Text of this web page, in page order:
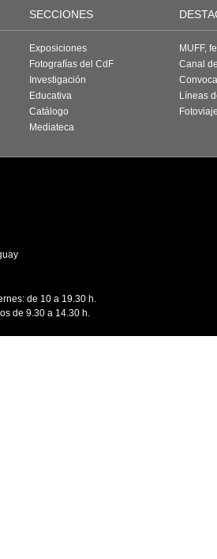
SECCIONES
Exposiciones
Fotografías del CdF
Investigación
Educativa
Catálogo
Mediateca
MUFF,
Canal
Líneas
de 10 a 19.30 h.
de 9.30 a 14.30 h.